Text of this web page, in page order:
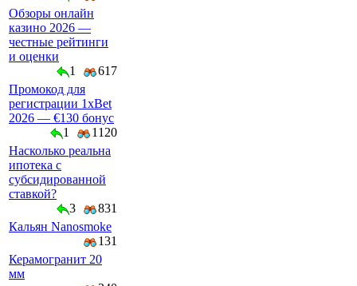
Обзоры онлайн
казино 2026 —
честные рейтинги
и оценки
1
617
Промокод для
регистрации 1xBet
2026 — €130 бонус
1
1120
Насколько реальна
ипотека с
субсидированной
ставкой?
3
831
Кальян Nanosmoke
131
Керамогранит 20
мм